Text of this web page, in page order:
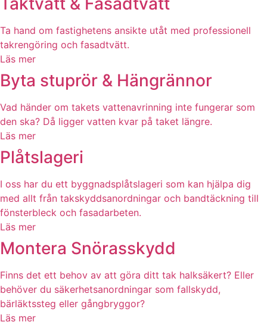
Ta hand om fastighetens ansikte utåt med professionell
takrengöring och fasadtvätt.
Läs mer
Byta stuprör & Hängrännor
Vad händer om takets vattenavrinning inte fungerar som
den ska? Då ligger vatten kvar på taket längre.
Läs mer
Plåtslageri
I oss har du ett byggnadsplåtslageri som kan hjälpa dig
med allt från takskyddsanordningar och bandtäckning till
fönsterbleck och fasadarbeten.
Läs mer
Montera Snörasskydd
Finns det ett behov av att göra ditt tak halksäkert? Eller
behöver du säkerhetsanordningar som fallskydd,
bärläktssteg eller gångbryggor?
Läs mer